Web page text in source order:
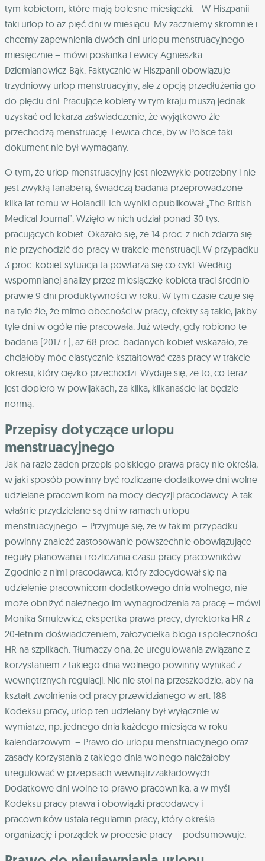
tym kobietom, które mają bolesne miesiączki.– W Hiszpanii
taki urlop to aż pięć dni w miesiącu. My zaczniemy skromnie i
chcemy zapewnienia dwóch dni urlopu menstruacyjnego
miesięcznie – mówi posłanka Lewicy Agnieszka
Dziemianowicz-Bąk. Faktycznie w Hiszpanii obowiązuje
trzydniowy urlop menstruacyjny, ale z opcją przedłużenia go
do pięciu dni. Pracujące kobiety w tym kraju muszą jednak
uzyskać od lekarza zaświadczenie, że wyjątkowo źle
przechodzą menstruację. Lewica chce, by w Polsce taki
dokument nie był wymagany.
O tym, że urlop menstruacyjny jest niezwykle potrzebny i nie
jest zwykłą fanaberią, świadczą badania przeprowadzone
kilka lat temu w Holandii. Ich wyniki opublikował „The British
Medical Journal”. Wzięło w nich udział ponad 30 tys.
pracujących kobiet. Okazało się, że 14 proc. z nich zdarza się
nie przychodzić do pracy w trakcie menstruacji. W przypadku
3 proc. kobiet sytuacja ta powtarza się co cykl. Według
wspomnianej analizy przez miesiączkę kobieta traci średnio
prawie 9 dni produktywności w roku. W tym czasie czuje się
na tyle źle, że mimo obecności w pracy, efekty są takie, jakby
tyle dni w ogóle nie pracowała. Już wtedy, gdy robiono te
badania (2017 r.), aż 68 proc. badanych kobiet wskazało, że
chciałoby móc elastycznie kształtować czas pracy w trakcie
okresu, który ciężko przechodzi. Wydaje się, że to, co teraz
jest dopiero w powijakach, za kilka, kilkanaście lat będzie
normą.
Przepisy dotyczące urlopu
menstruacyjnego
Jak na razie żaden przepis polskiego prawa pracy nie określa,
w jaki sposób powinny być rozliczane dodatkowe dni wolne
udzielane pracownikom na mocy decyzji pracodawcy. A tak
właśnie przydzielane są dni w ramach urlopu
menstruacyjnego. – Przyjmuje się, że w takim przypadku
powinny znaleźć zastosowanie powszechnie obowiązujące
reguły planowania i rozliczania czasu pracy pracowników.
Zgodnie z nimi pracodawca, który zdecydował się na
udzielenie pracownicom dodatkowego dnia wolnego, nie
może obniżyć należnego im wynagrodzenia za pracę – mówi
Monika Smulewicz, ekspertka prawa pracy, dyrektorka HR z
20-letnim doświadczeniem, założycielka bloga i społeczności
HR na szpilkach. Tłumaczy ona, że uregulowania związane z
korzystaniem z takiego dnia wolnego powinny wynikać z
wewnętrznych regulacji. Nic nie stoi na przeszkodzie, aby na
kształt zwolnienia od pracy przewidzianego w art. 188
Kodeksu pracy, urlop ten udzielany był wyłącznie w
wymiarze, np. jednego dnia każdego miesiąca w roku
kalendarzowym. – Prawo do urlopu menstruacyjnego oraz
zasady korzystania z takiego dnia wolnego należałoby
uregulować w przepisach wewnątrzzakładowych.
Dodatkowe dni wolne to prawo pracownika, a w myśl
Kodeksu pracy prawa i obowiązki pracodawcy i
pracowników ustala regulamin pracy, który określa
organizację i porządek w procesie pracy – podsumowuje.